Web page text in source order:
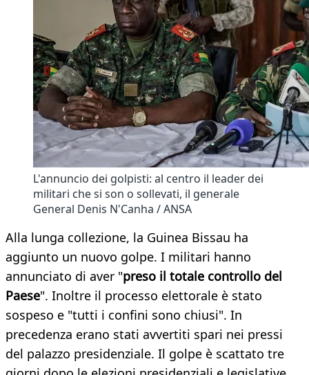
L'annuncio dei golpisti: al centro il leader dei
militari che si son o sollevati, il generale
General Denis N'Canha / ANSA
Alla lunga collezione, la Guinea Bissau ha
aggiunto un nuovo golpe. I militari hanno
annunciato di aver "preso il totale controllo del
Paese". Inoltre il processo elettorale è stato
sospeso e "tutti i confini sono chiusi". In
precedenza erano stati avvertiti spari nei pressi
del palazzo presidenziale. Il golpe è scattato tre